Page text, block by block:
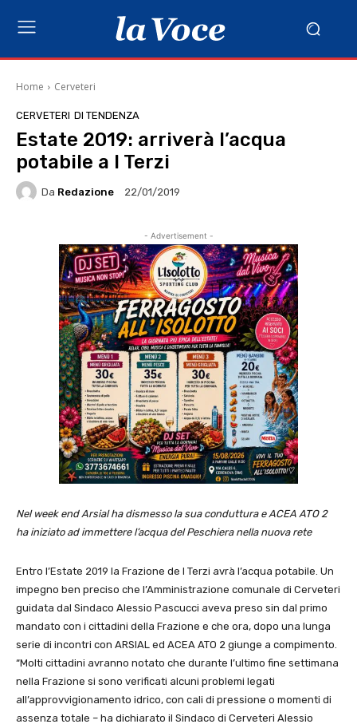
Home Cerveteri
CERVETERI DI TENDENZA
Estate 2019: arriverà l’acqua
potabile a I Terzi
Da Redazione 22/01/2019
- Advertisement -
Nel week end Arsial ha dismesso la sua conduttura e ACEA ATO 2
ha iniziato ad immettere l’acqua del Peschiera nella nuova rete
Entro l’Estate 2019 la Frazione de I Terzi avrà l’acqua potabile. Un
impegno ben preciso che l’Amministrazione comunale di Cerveteri
guidata dal Sindaco Alessio Pascucci aveva preso sin dal primo
mandato con i cittadini della Frazione e che ora, dopo una lunga
serie di incontri con ARSIAL ed ACEA ATO 2 giunge a compimento.
“Molti cittadini avranno notato che durante l’ultimo fine settimana
nella Frazione si sono verificati alcuni problemi legati
all’approvvigionamento idrico, con cali di pressione o momenti di
assenza totale – ha dichiarato il Sindaco di Cerveteri Alessio